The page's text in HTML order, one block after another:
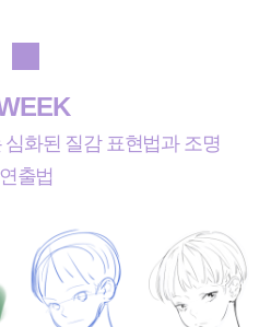
화된 질감 표현법과 조명
연출법